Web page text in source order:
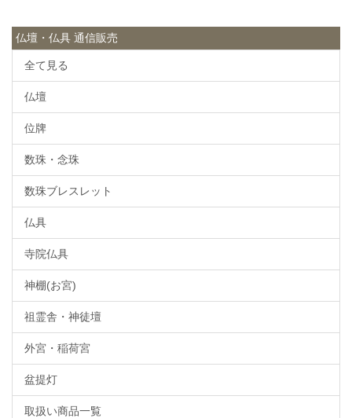
仏壇・仏具 通信販売
全て見る
仏壇
位牌
数珠・念珠
数珠ブレスレット
仏具
寺院仏具
神棚(お宮)
祖霊舎・神徒壇
外宮・稲荷宮
盆提灯
取扱い商品一覧